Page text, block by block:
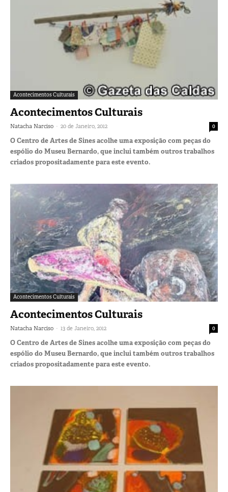
Acontecimentos Culturais
Acontecimentos Culturais
Natacha Narciso - 20 de Janeiro, 2012 0
O Centro de Artes de Sines acolhe uma exposição com peças do
espólio do Museu Bernardo, que inclui também outros trabalhos
criados propositadamente para este evento.
Acontecimentos Culturais
Acontecimentos Culturais
Natacha Narciso - 13 de Janeiro, 2012 0
O Centro de Artes de Sines acolhe uma exposição com peças do
espólio do Museu Bernardo, que inclui também outros trabalhos
criados propositadamente para este evento.